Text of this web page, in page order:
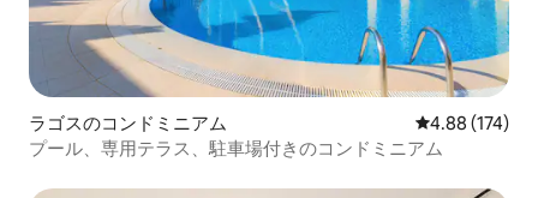
ラゴスのコンドミニアム レビュー174
4.88 (174)
プール、専用テラス、駐車場付きのコンドミニアム